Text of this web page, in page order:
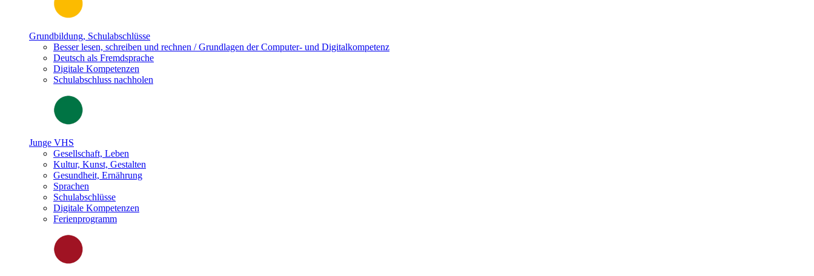
Grundbildung, Schulabschlüsse
Besser lesen, schreiben und rechnen / Grundlagen der Computer- und Digitalkompetenz
Deutsch als Fremdsprache
Digitale Kompetenzen
Schulabschluss nachholen
Junge VHS
Gesellschaft, Leben
Kultur, Kunst, Gestalten
Gesundheit, Ernährung
Sprachen
Schulabschlüsse
Digitale Kompetenzen
Ferienprogramm